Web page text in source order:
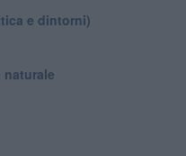
e dintorni)